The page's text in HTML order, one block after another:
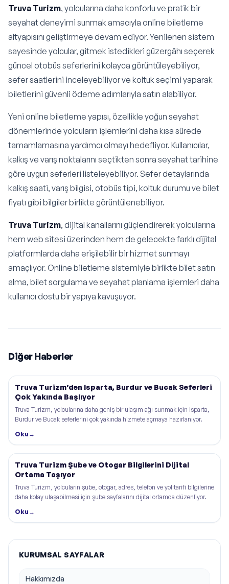
Truva Turizm, yolcularına daha konforlu ve pratik bir
seyahat deneyimi sunmak amacıyla online biletleme
altyapısını geliştirmeye devam ediyor. Yenilenen sistem
sayesinde yolcular, gitmek istedikleri güzergâhı seçerek
güncel otobüs seferlerini kolayca görüntüleyebiliyor,
sefer saatlerini inceleyebiliyor ve koltuk seçimi yaparak
biletlerini güvenli ödeme adımlarıyla satın alabiliyor.
Yeni online biletleme yapısı, özellikle yoğun seyahat
dönemlerinde yolcuların işlemlerini daha kısa sürede
tamamlamasına yardımcı olmayı hedefliyor. Kullanıcılar,
kalkış ve varış noktalarını seçtikten sonra seyahat tarihine
göre uygun seferleri listeleyebiliyor. Sefer detaylarında
kalkış saati, varış bilgisi, otobüs tipi, koltuk durumu ve bilet
fiyatı gibi bilgiler birlikte görüntülenebiliyor.
Truva Turizm, dijital kanallarını güçlendirerek yolcularına
hem web sitesi üzerinden hem de gelecekte farklı dijital
platformlarda daha erişilebilir bir hizmet sunmayı
amaçlıyor. Online biletleme sistemiyle birlikte bilet satın
alma, bilet sorgulama ve seyahat planlama işlemleri daha
kullanıcı dostu bir yapıya kavuşuyor.
Diğer Haberler
Truva Turizm’den Isparta, Burdur ve Bucak Seferleri
Çok Yakında Başlıyor
Truva Turizm, yolcularına daha geniş bir ulaşım ağı sunmak için Isparta,
Burdur ve Bucak seferlerini çok yakında hizmete açmaya hazırlanıyor.
Oku →
Truva Turizm Şube ve Otogar Bilgilerini Dijital
Ortama Taşıyor
Truva Turizm, yolcuların şube, otogar, adres, telefon ve yol tarifi bilgilerine
daha kolay ulaşabilmesi için şube sayfalarını dijital ortamda düzenliyor.
Oku →
KURUMSAL SAYFALAR
Hakkımızda